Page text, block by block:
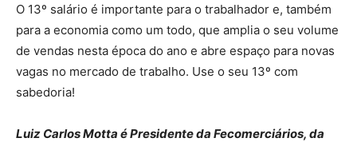
O 13º salário é importante para o trabalhador e, também
para a economia como um todo, que amplia o seu volume
de vendas nesta época do ano e abre espaço para novas
vagas no mercado de trabalho. Use o seu 13º com
sabedoria!
Luiz Carlos Motta é Presidente da Fecomerciários, da